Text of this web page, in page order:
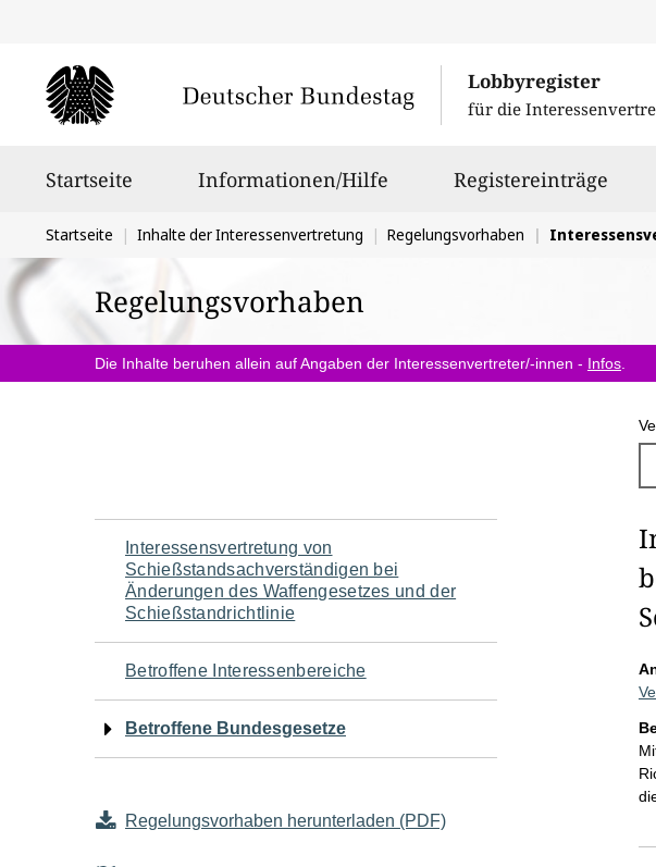
Lobbyregister
für die
Startseite Informationen/Hilfe Registereinträge
Sie
befinden
sich
hier:
Startseite Inhalte der Interessenvertretung Regelungsvorhaben Interessensvertretung von
Regelungsvorhaben
Die Inhalte beruhen allein auf Angaben der Interessenvertreter/-innen - Infos
Navigation
für
den
Seiteninhalt
Interessensvertretung von
Schießstandsachverständigen bei
Änderungen des Waffengesetzes und der
Schießstandrichtlinie
Betroffene Interessenbereiche
Betroffene Bundesgesetze
Regelungsvorhaben herunterladen (PDF)